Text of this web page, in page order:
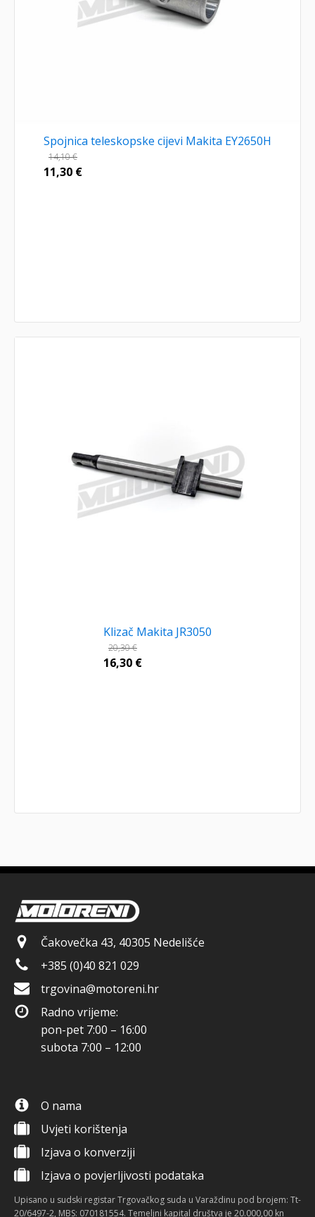
Spojnica teleskopske cijevi Makita EY2650H
14,10€
11,30 €
Klizač Makita JR3050
20,30€
16,30 €
Čakovečka 43, 40305 Nedelišće
+385 (0)40 821 029
trgovina@motoreni.hr
Radno vrijeme:
pon-pet 7:00 – 16:00
subota 7:00 – 12:00
O nama
Uvjeti korištenja
Izjava o konverziji
Izjava o povjerljivosti podataka
Upisano u sudski registar Trgovačkog suda u Varaždinu pod brojem: Tt-
20/6497-2, MBS: 070181554. Temeljni kapital društva je 20.000,00 kn